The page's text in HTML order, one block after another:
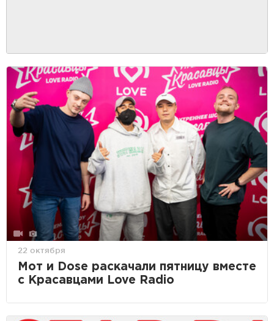
22 октября
Мот и Dose раскачали пятницу вместе
с Красавцами Love Radio